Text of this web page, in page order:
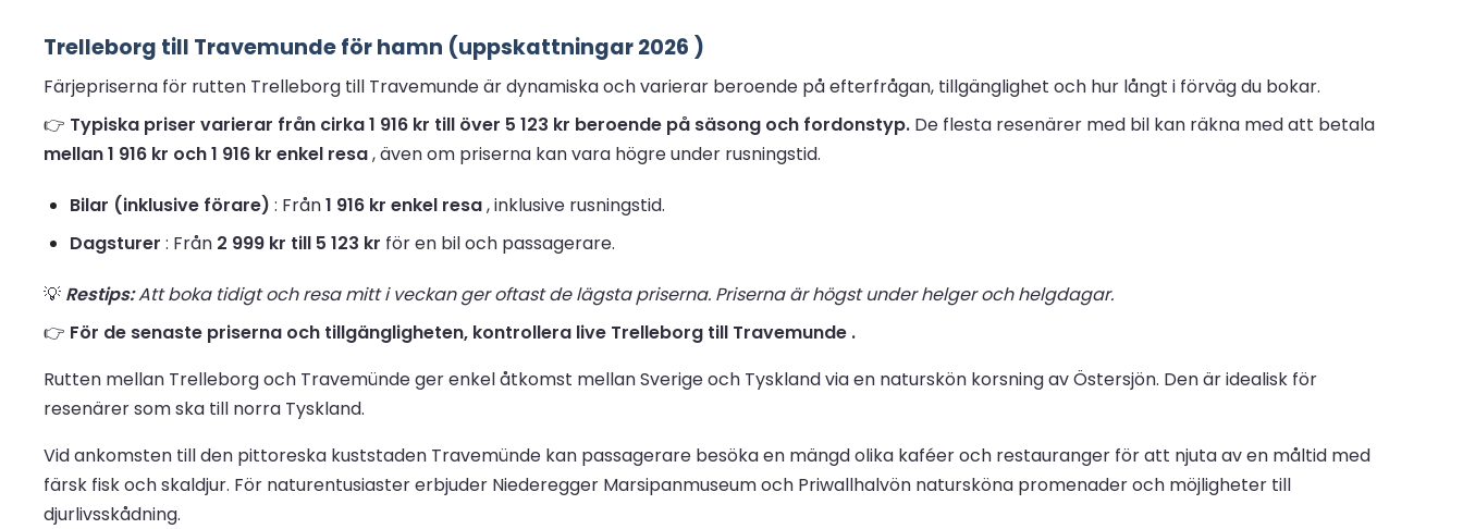
Trelleborg till Travemunde för hamn (uppskattningar 2026 )
Färjepriserna för rutten Trelleborg till Travemunde är dynamiska och varierar beroende på efterfrågan, tillgänglighet och hur långt i förväg du bokar.
👉 Typiska priser varierar från cirka 1 916 kr till över 5 123 kr beroende på säsong och fordonstyp. De flesta resenärer med bil kan räkna med att betala
mellan 1 916 kr och 1 916 kr enkel resa, även om priserna kan vara högre under rusningstid.
Bilar (inklusive förare) : Från1 916 kr enkel resa, inklusive rusningstid.
Dagsturer : Från 2 999 kr till 5 123 kr för en bil och passagerare.
💡 Restips:Att boka tidigt och resa mitt i veckan ger oftast de lägsta priserna. Priserna är högst under helger och helgdagar.
👉 För de senaste priserna och tillgängligheten, kontrollera live Trelleborg till Travemunde .
Rutten mellan Trelleborg och Travemünde ger enkel åtkomst mellan Sverige och Tyskland via en naturskön korsning av Östersjön. Den är idealisk för
resenärer som ska till norra Tyskland.
Vid ankomsten till den pittoreska kuststaden Travemünde kan passagerare besöka en mängd olika kaféer och restauranger för att njuta av en måltid med
färsk fisk och skaldjur. För naturentusiaster erbjuder Niederegger Marsipanmuseum och Priwallhalvön natursköna promenader och möjligheter till
djurlivsskådning.